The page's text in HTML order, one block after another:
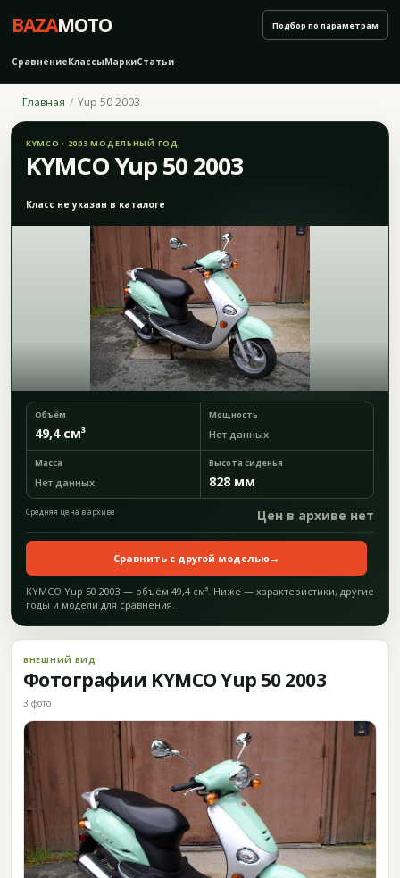
BAZAMOTO
СравнениеКлассыМаркиСтатьи
Подбор по параметрам
Главная Yup 50 2003
KYMCO · 2003 МОДЕЛЬНЫЙ ГОД
KYMCO Yup 50 2003
Класс не указан в каталоге
Объём
49,4 см³
Мощность
Нет данных
Масса
Нет данных
Высота сиденья
828 мм
Средняя цена в архиве Цен в архиве нет
Сравнить с другой моделью →
KYMCO Yup 50 2003 — объём 49,4 см³. Ниже — характеристики, другие
годы и модели для сравнения.
ВНЕШНИЙ ВИД
Фотографии KYMCO Yup 50 2003
3 фото